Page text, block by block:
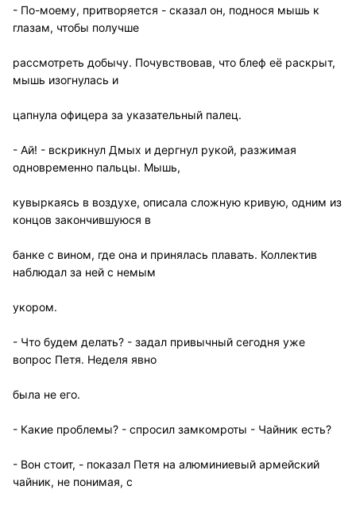
- По-моему, притворяется - сказал он, поднося мышь к
глазам, чтобы получше
рассмотреть добычу. Почувствовав, что блеф её раскрыт,
мышь изогнулась и
цапнула офицера за указательный палец.
- Ай! - вскрикнул Дмых и дергнул рукой, разжимая
одновременно пальцы. Мышь,
кувыркаясь в воздухе, описала сложную кривую, одним из
концов закончившуюся в
банке с вином, где она и принялась плавать. Коллектив
наблюдал за ней с немым
укором.
- Что будем делать? - задал привычный сегодня уже
вопрос Петя. Неделя явно
была не его.
- Какие проблемы? - спросил замкомроты - Чайник есть?
- Вон стоит, - показал Петя на алюминиевый армейский
чайник, не понимая, с